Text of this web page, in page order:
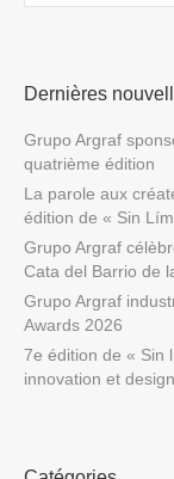
Dernières
Grupo Argraf
quatrième édition
La parole aux
édition de « Sin
Grupo Argraf
Cata del Barrio de
Grupo Argraf
Awards 2026
7e édition de « Sin
innovation et design